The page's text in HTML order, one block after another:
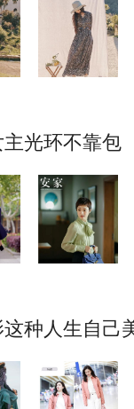
光环不靠包
种人生自己